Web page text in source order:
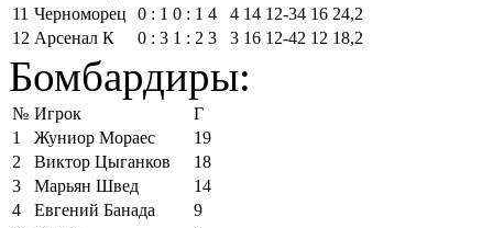
11 Черноморец 0 : 1 0 : 1 4 4 14 12‑34 16 24,2
12 Арсенал К 0 : 3 1 : 2 3 3 16 12‑42 12 18,2
Бомбардиры:
№ Игрок
Г
1
Жуниор Мораес
19
2
Виктор Цыганков
18
3
Марьян Швед
14
4
Евгений Банада
9